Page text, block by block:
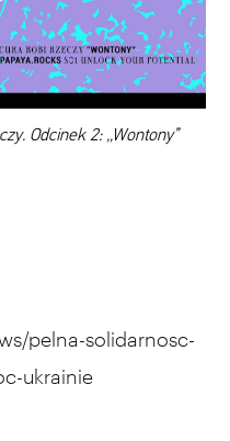
Odcinek 2: „Wontony”
DODAJ TEN FILM DO PLAYLISTY
pelna-solidarnosc-
ukrainie